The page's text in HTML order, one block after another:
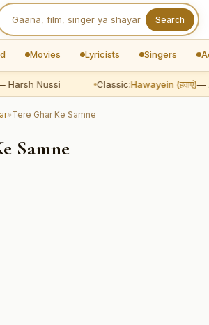
Search
Movies Lyricists Singers
Harsh Nussi Classic:Hawayein (हवाएं)—
»Tere Ghar Ke Samne
Samne